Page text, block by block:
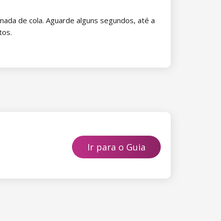
de cola. Aguarde alguns segundos, até a
Ir para o Guia